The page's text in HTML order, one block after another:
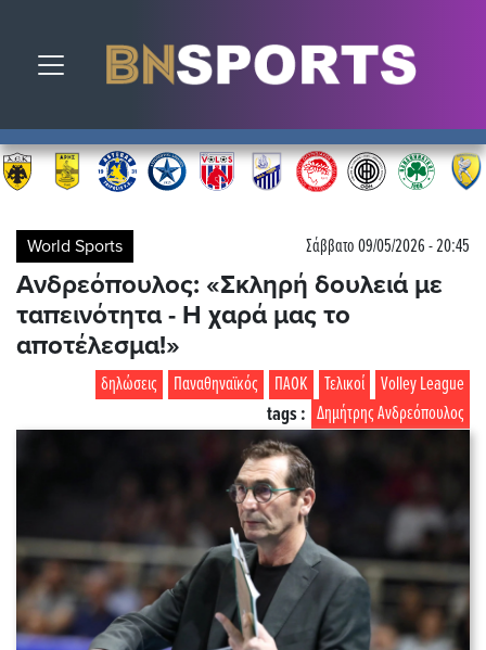
Toggle navigation
World Sports Σάββατο 09/05/2026 - 20:45
Ανδρεόπουλος: «Σκληρή δουλειά με
ταπεινότητα - Η χαρά μας το
αποτέλεσμα!»
Volley League
Τελικοί
ΠΑΟΚ
Παναθηναϊκός
δηλώσεις
Δημήτρης Ανδρεόπουλος
tags :